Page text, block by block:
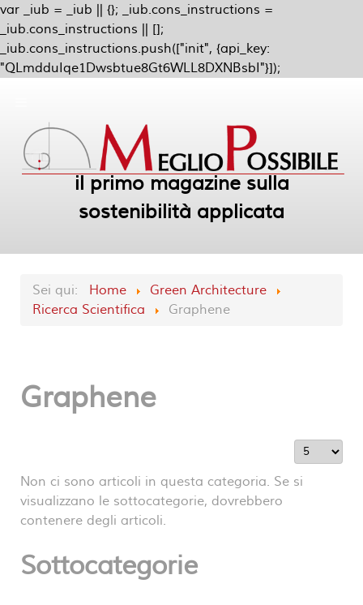
var _iub = _iub || {}; _iub.cons_instructions =
_iub.cons_instructions || [];
_iub.cons_instructions.push(["init", {api_key:
"QLmdduIqe1Dwsbtue8Gt6WLL8DXNBsbI"}]);
il primo magazine sulla
sostenibilità applicata
Sei qui: Home
Green Architecture
Ricerca Scientifica
Graphene
Graphene
Visualizza
Non ci sono articoli in questa categoria. Se si
visualizzano le sottocategorie, dovrebbero
contenere degli articoli.
Sottocategorie